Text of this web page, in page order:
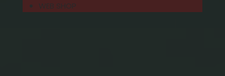
WEB SHOP